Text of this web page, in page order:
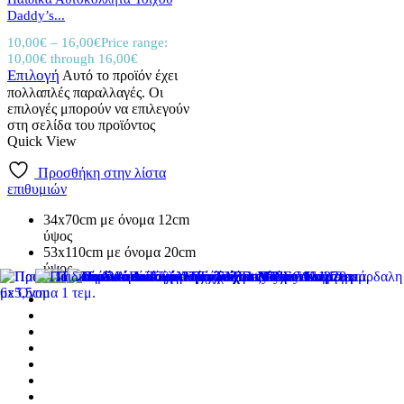
Daddy’s...
10,00€ – 16,00€Price range:
10,00€ through 16,00€
Επιλογή Αυτό το προϊόν έχει
πολλαπλές παραλλαγές. Οι
επιλογές μπορούν να επιλεγούν
στη σελίδα του προϊόντος
Quick View
Προσθήκη στην λίστα
επιθυμιών
34x70cm με όνομα 12cm
ύψος
53x110cm με όνομα 20cm
ύψος